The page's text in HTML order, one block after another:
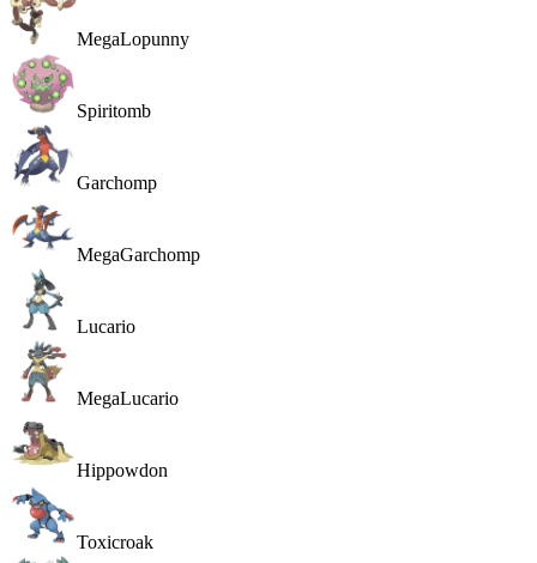
MegaLopunny
Spiritomb
Garchomp
MegaGarchomp
Lucario
MegaLucario
Hippowdon
Toxicroak